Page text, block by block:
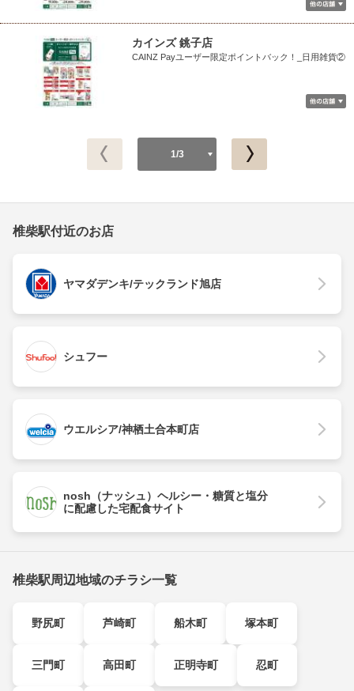
カインズ 銚子店
CAINZ Payユーザー限定ポイントバック！_日用雑貨②
1/3
椎柴駅付近のお店
ヤマダデンキ/テックランド旭店
シュフー
ウエルシア/神栖土合本町店
nosh（ナッシュ）ヘルシー・糖質と塩分
に配慮した宅配食サイト
椎柴駅周辺地域のチラシ一覧
野尻町 芦崎町 船木町 塚本町
三門町 高田町 正明寺町 忍町